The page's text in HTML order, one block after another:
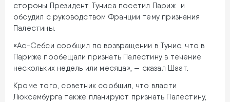
стороны Президент Туниса посетил Париж и
обсудил с руководством Франции тему признания
Палестины.
«Ас-Себси сообщил по возвращении в Тунис, что в
Париже пообещали признать Палестину в течение
нескольких недель или месяца», — сказал Шаат.
Кроме того, советник сообщил, что власти
Люксембурга также планируют признать Палестину,